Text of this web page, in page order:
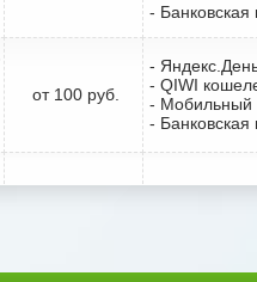
- Банковская
от 100 руб.
-
- QIWI
- Мобильный
- Банковская